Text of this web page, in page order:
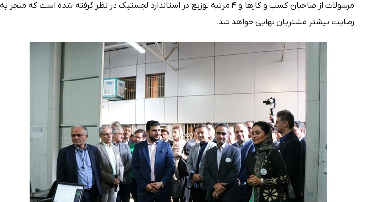
مرسولات از صاحبان کسب و کارها و ۴ مرتبه توزیع در استاندارد لجستیک در نظر گرفته شده است که منجر به
رضایت بیشتر مشتریان نهایی خواهد شد.